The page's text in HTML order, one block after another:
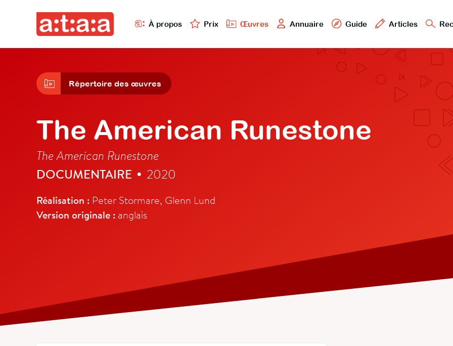
À propos Prix Œuvres Annuaire Guide Articles
Répertoire des œuvres
The American Runestone
The American Runestone
DOCUMENTAIRE • 2020
Réalisation : Peter Stormare, Glenn Lund
Version originale : anglais